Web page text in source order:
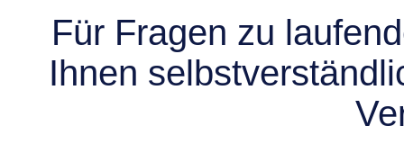
Für Fragen zu
Ihnen